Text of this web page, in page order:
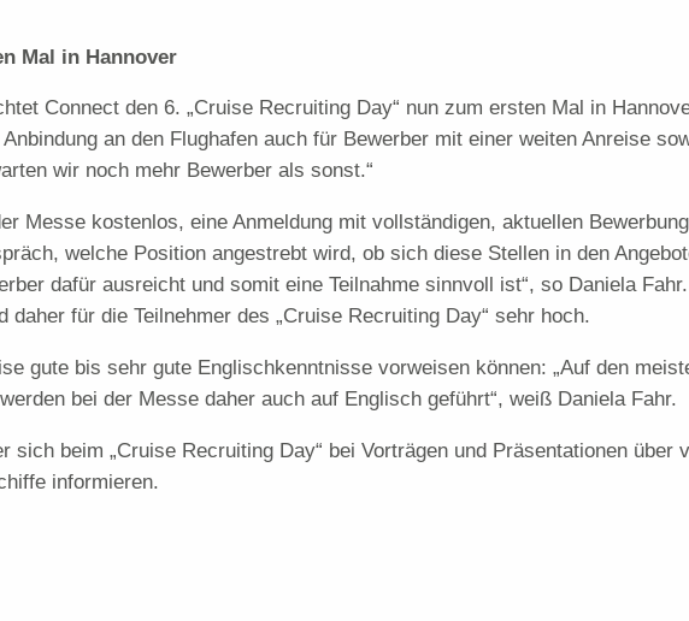
Mal in Hannover
Connect den 6. „Cruise Recruiting Day“ nun zum ersten Mal in
an den Flughafen auch für Bewerber mit einer weiten Anreise
wir noch mehr Bewerber als sonst.“
Messe kostenlos, eine Anmeldung mit vollständigen, aktuellen
welche Position angestrebt wird, ob sich diese Stellen in den
dafür ausreicht und somit eine Teilnahme sinnvoll ist“, so Daniela
für die Teilnehmer des „Cruise Recruiting Day“ sehr hoch.
gute bis sehr gute Englischkenntnisse vorweisen können: „Auf den
bei der Messe daher auch auf Englisch geführt“, weiß Daniela Fahr.
sich beim „Cruise Recruiting Day“ bei Vorträgen und Präsentationen über
informieren.